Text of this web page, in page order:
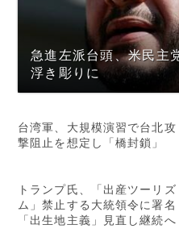
急進左派台頭、米民主
浮き彫りに
台湾軍、大規模演習で台北攻
撃阻止を想定し「橋封鎖」
トランプ氏、「出産ツーリズ
ム」禁止する大統領令に署名
「出生地主義」見直し継続へ